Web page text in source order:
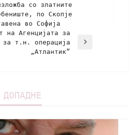
со златните
по Скопје
во Софија
на Агенцијата за
за т.н. операција
„Атлантик“